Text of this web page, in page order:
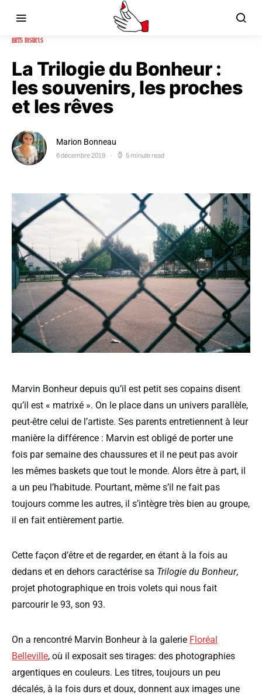
ARTS VISUELS
La Trilogie du Bonheur :
les souvenirs, les proches
et les rêves
Marion Bonneau
6 décembre 2019 5 minute read
Marvin Bonheur depuis qu’il est petit ses copains disent
qu’il est « matrixé ». On le place dans un univers parallèle,
peut-être celui de l’artiste. Ses parents entretiennent à leur
manière la différence : Marvin est obligé de porter une
fois par semaine des chaussures et il ne peut pas avoir
les mêmes baskets que tout le monde. Alors être à part, il
a un peu l’habitude. Pourtant, même s’il ne fait pas
toujours comme les autres, il s’intègre très bien au groupe,
il en fait entièrement partie.
Cette façon d’être et de regarder, en étant à la fois au
dedans et en dehors caractérise sa Trilogie du Bonheur,
projet photographique en trois volets qui nous fait
parcourir le 93, son 93.
On a rencontré Marvin Bonheur à la galerie Floréal
Belleville, où il exposait ses tirages: des photographies
argentiques en couleurs. Les titres, toujours un peu
décalés, à la fois durs et doux, donnent aux images une